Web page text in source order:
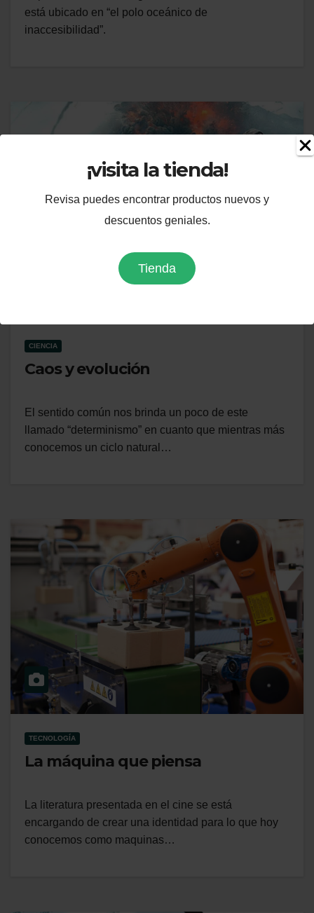
¡visita la tienda!
Revisa puedes encontrar productos nuevos y
descuentos geniales.
Tienda
está ubicado en “el polo oceánico de
inaccesibilidad”.
CIENCIA
Caos y evolución
El sentido común nos brinda un poco de este
llamado “determinismo” en cuanto que mientras más
conocemos un ciclo natural…
TECNOLOGÍA
La máquina que piensa
La literatura presentada en el cine se está
encargando de crear una identidad para lo que hoy
conocemos como maquinas…